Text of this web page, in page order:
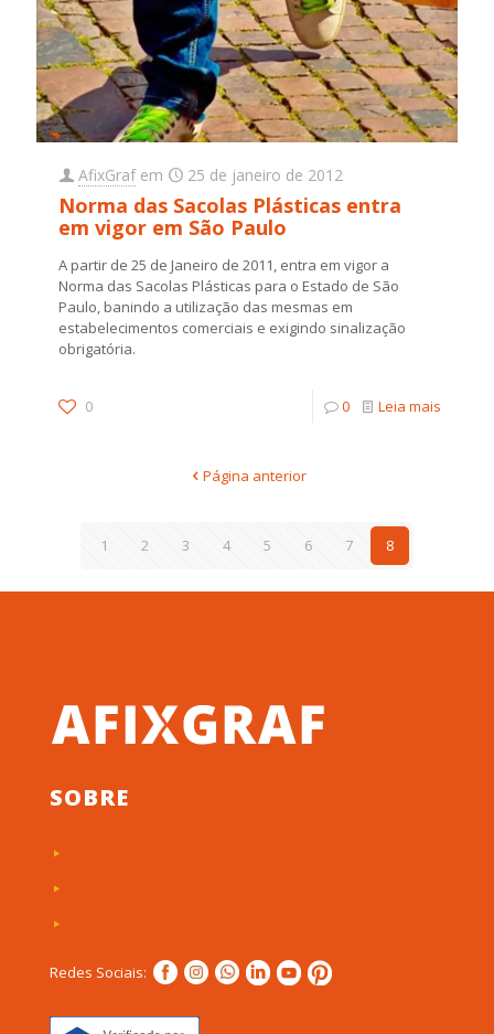
AfixGraf em 25 de janeiro de 2012
Norma das Sacolas Plásticas entra
em vigor em São Paulo
A partir de 25 de Janeiro de 2011, entra em vigor a
Norma das Sacolas Plásticas para o Estado de São
Paulo, banindo a utilização das mesmas em
estabelecimentos comerciais e exigindo sinalização
obrigatória.
0 0 Leia mais
Página anterior
1 2 3 4 5 6 7 8
SOBRE
Redes Sociais: